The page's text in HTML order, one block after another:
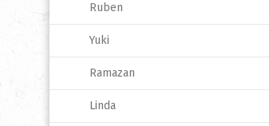
Ruben
Yuki
Ramazan
Linda